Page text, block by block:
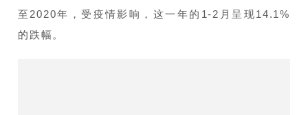
至2020年，受疫情影响，这一年的1-2月呈现14.1%
的跌幅。